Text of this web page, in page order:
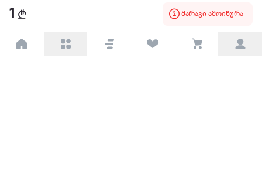
1 მარაგი ამოიწურა
ყველაზე დიდი ონლაინ მაღაზია